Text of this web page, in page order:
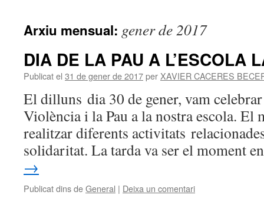
Arxiu mensual: gener de 2017
DIA DE LA PAU A L’ESCOLA
Publicat el 31 de gener de 2017per XAVIER CACERES
El dilluns dia 30 de gener, vam
Violència i la Pau a la nostra escola. El
realitzar diferents activitats
solidaritat. La tarda va ser el moment
→
Publicat dins deGeneral | Deixa un comentari